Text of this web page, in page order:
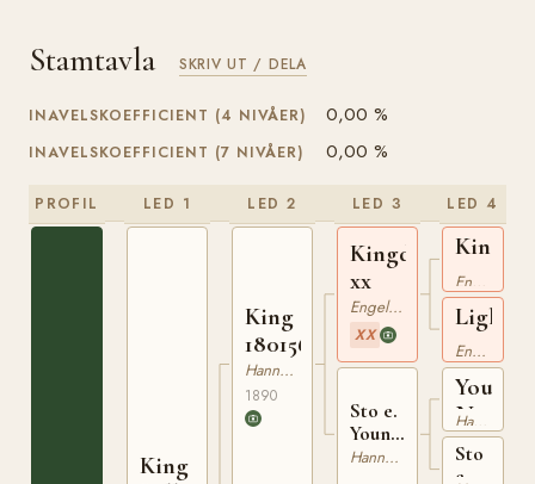
Stamtavla SKRIV UT / DELA
INAVELSKOEFFICIENT (4 NIVÅER) 0,00 %
INAVELSKOEFFICIENT (7 NIVÅER) 0,00 %
PROFIL LED 1
King
LED 2
King
180156790
Hannoveranare
1890
LED 3
Kingdom
xx
Engelskt Fullblod
XX
Sto e.
Young
Norfolk
Hannoveranare
LED 4
xx
Light
xxEngelskt Fullblod
Young
Hannoveranare
Sto
e.